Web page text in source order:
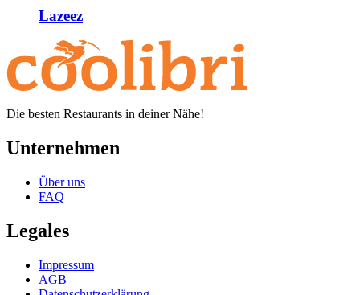
Lazeez
Die besten Restaurants in deiner Nähe!
Unternehmen
Über uns
FAQ
Legales
Impressum
AGB